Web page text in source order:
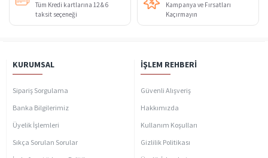
Tüm Kredi kartlarına 12 & 6
taksit seçeneği
Kampanya ve Fırsatları
Kaçırmayın
KURUMSAL
Sipariş Sorgulama
Banka Bilgilerimiz
Üyelik İşlemleri
Sıkça Sorulan Sorular
İŞLEM REHBERI
Güvenli Alışveriş
Hakkımızda
Kullanım Koşulları
Gizlilik Politikası